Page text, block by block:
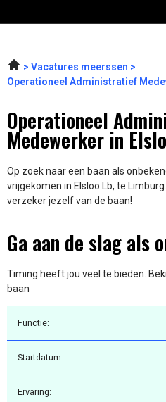
Vacatures meerssen
Operationeel Administratief
Operationeel
Medewerker in
Op zoek naar een baan als
vrijgekomen in Elsloo Lb, te
verzeker jezelf van de baan!
Ga aan de slag als
Timing heeft jou veel te bieden.
baan
Functie:
Startdatum:
Ervaring: